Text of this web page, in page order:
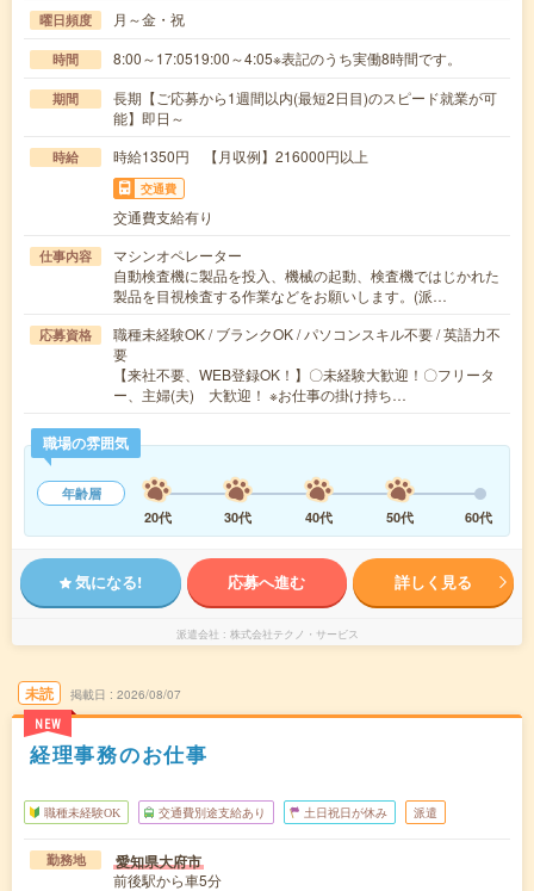
曜日頻度 月～金・祝
時間 8:00～17:0519:00～4:05※表記のうち実働8時間です。
期間
長期【ご応募から1週間以内(最短2日目)のスピード就業が可
能】即日～
時給 時給1350円 【月収例】216000円以上
交通費
交通費支給有り
仕事内容
マシンオペレーター
自動検査機に製品を投入、機械の起動、検査機ではじかれた
製品を目視検査する作業などをお願いします。(派…
応募資格
職種未経験OK / ブランクOK / パソコンスキル不要 / 英語力不
要
【来社不要、WEB登録OK！】〇未経験大歓迎！〇フリータ
ー、主婦(夫) 大歓迎！ ※お仕事の掛け持ち…
職場の雰囲気
年齢層
20代
30代 40代 50代 60代
気になる! 応募へ進む 詳しく見る
派遣会社 株式会社テクノ・サービス
未読
NEW
掲載日 2026/08/07
経理事務のお仕事
職種未経験OK 交通費別途支給あり 土日祝日が休み 派遣
勤務地 愛知県大府市
前後駅から車5分